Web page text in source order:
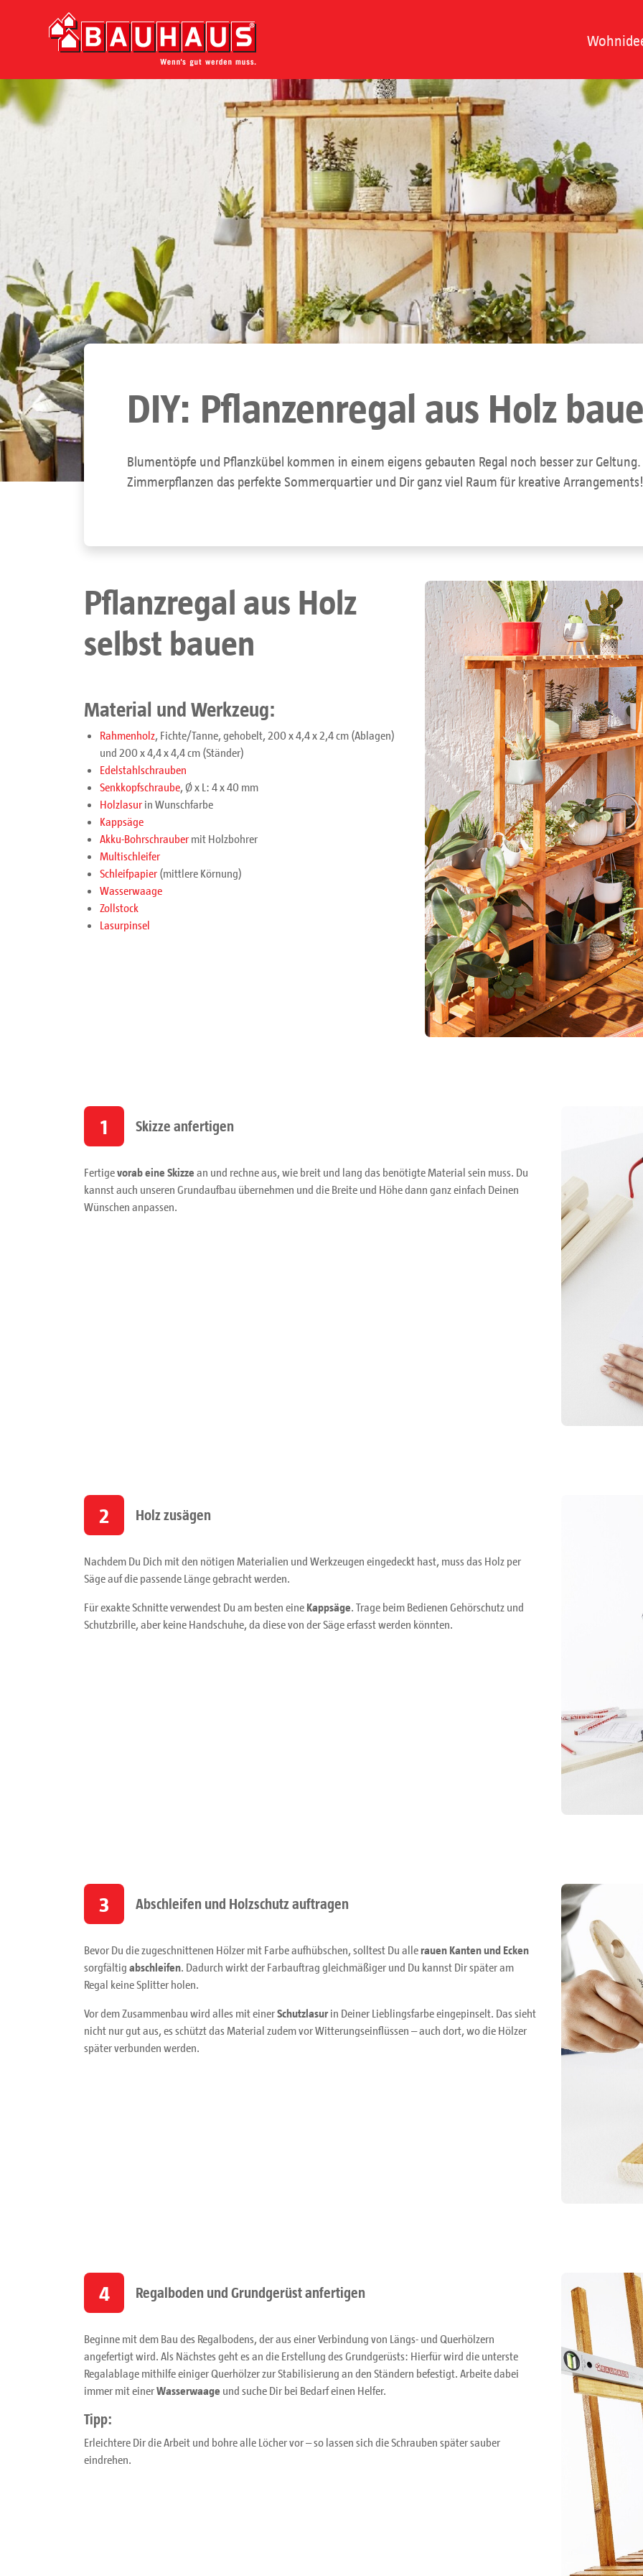
DIY: Pflanzenregal aus Holz
Blumentöpfe und Pflanzkübel kommen in einem eigens gebauten Regal noch besser zur
Zimmerpflanzen das perfekte Sommerquartier und Dir ganz viel Raum für kreative
Pflanzregal aus Holz
selbst bauen
Material und Werkzeug:
Rahmenholz , Fichte/Tanne, gehobelt, 200 x 4,4 x 2,4 cm (Ablagen)
und 200 x 4,4 x 4,4 cm (Ständer)
Edelstahlschrauben
Senkkopfschraube , Ø x L: 4 x 40 mm
Holzlasur in Wunschfarbe
Kappsäge
Akku-Bohrschrauber mit Holzbohrer
Multischleifer
Schleifpapier (mittlere Körnung)
Wasserwaage
Zollstock
Lasurpinsel
1 Skizze anfertigen
Fertigevorab eine Skizze an und rechne aus, wie breit und lang das benötigte Material sein muss. Du
kannst auch unseren Grundaufbau übernehmen und die Breite und Höhe dann ganz einfach Deinen
Wünschen anpassen.
2 Holz zusägen
Nachdem Du Dich mit den nötigen Materialien und Werkzeugen eingedeckt hast, muss das Holz per
Säge auf die passende Länge gebracht werden.
Für exakte Schnitte verwendest Du am besten eine Kappsäge . Trage beim Bedienen Gehörschutz und
Schutzbrille, aber keine Handschuhe, da diese von der Säge erfasst werden könnten.
3 Abschleifen und Holzschutz auftragen
Bevor Du die zugeschnittenen Hölzer mit Farbe aufhübschen, solltest Du allerauen Kanten und Ecken
sorgfältig abschleifen . Dadurch wirkt der Farbauftrag gleichmäßiger und Du kannst Dir später am
Regal keine Splitter holen.
Vor dem Zusammenbau wird alles mit einerSchutzlasurin Deiner Lieblingsfarbe eingepinselt. Das sieht
nicht nur gut aus, es schützt das Material zudem vor Witterungseinflüssen – auch dort, wo die Hölzer
später verbunden werden.
4 Regalboden und Grundgerüst anfertigen
Beginne mit dem Bau des Regalbodens, der aus einer Verbindung von Längs- und Querhölzern
angefertigt wird. Als Nächstes geht es an die Erstellung des Grundgerüsts: Hierfür wird die unterste
Regalablage mithilfe einiger Querhölzer zur Stabilisierung an den Ständern befestigt. Arbeite dabei
immer mit einerWasserwaage und suche Dir bei Bedarf einen Helfer.
Tipp:
Erleichtere Dir die Arbeit und bohre alle Löcher vor – so lassen sich die Schrauben später sauber
eindrehen.